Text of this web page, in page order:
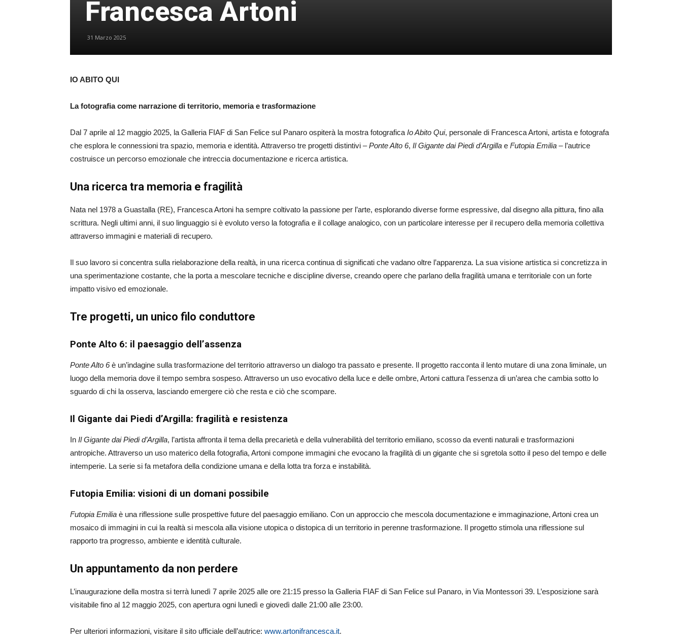
Francesca Artoni
31 Marzo 2025
IO ABITO QUI
La fotografia come narrazione di territorio, memoria e trasformazione
Dal 7 aprile al 12 maggio 2025, la Galleria FIAF di San Felice sul Panaro ospiterà la mostra fotografica Io Abito Qui, personale di Francesca Artoni, artista e fotografa
che esplora le connessioni tra spazio, memoria e identità. Attraverso tre progetti distintivi –Ponte Alto 6, Il Gigante dai Piedi d’Argilla e Futopia Emilia – l’autrice
costruisce un percorso emozionale che intreccia documentazione e ricerca artistica.
Una ricerca tra memoria e fragilità
Nata nel 1978 a Guastalla (RE), Francesca Artoni ha sempre coltivato la passione per l’arte, esplorando diverse forme espressive, dal disegno alla pittura, fino alla
scrittura. Negli ultimi anni, il suo linguaggio si è evoluto verso la fotografia e il collage analogico, con un particolare interesse per il recupero della memoria collettiva
attraverso immagini e materiali di recupero.
Il suo lavoro si concentra sulla rielaborazione della realtà, in una ricerca continua di significati che vadano oltre l’apparenza. La sua visione artistica si concretizza in
una sperimentazione costante, che la porta a mescolare tecniche e discipline diverse, creando opere che parlano della fragilità umana e territoriale con un forte
impatto visivo ed emozionale.
Tre progetti, un unico filo conduttore
Ponte Alto 6: il paesaggio dell’assenza
Ponte Alto 6è un’indagine sulla trasformazione del territorio attraverso un dialogo tra passato e presente. Il progetto racconta il lento mutare di una zona liminale, un
luogo della memoria dove il tempo sembra sospeso. Attraverso un uso evocativo della luce e delle ombre, Artoni cattura l’essenza di un’area che cambia sotto lo
sguardo di chi la osserva, lasciando emergere ciò che resta e ciò che scompare.
Il Gigante dai Piedi d’Argilla: fragilità e resistenza
In Il Gigante dai Piedi d’Argilla, l’artista affronta il tema della precarietà e della vulnerabilità del territorio emiliano, scosso da eventi naturali e trasformazioni
antropiche. Attraverso un uso materico della fotografia, Artoni compone immagini che evocano la fragilità di un gigante che si sgretola sotto il peso del tempo e delle
intemperie. La serie si fa metafora della condizione umana e della lotta tra forza e instabilità.
Futopia Emilia: visioni di un domani possibile
Futopia Emilia è una riflessione sulle prospettive future del paesaggio emiliano. Con un approccio che mescola documentazione e immaginazione, Artoni crea un
mosaico di immagini in cui la realtà si mescola alla visione utopica o distopica di un territorio in perenne trasformazione. Il progetto stimola una riflessione sul
rapporto tra progresso, ambiente e identità culturale.
Un appuntamento da non perdere
L’inaugurazione della mostra si terrà lunedì 7 aprile 2025 alle ore 21:15 presso la Galleria FIAF di San Felice sul Panaro, in Via Montessori 39. L’esposizione sarà
visitabile fino al 12 maggio 2025, con apertura ogni lunedì e giovedì dalle 21:00 alle 23:00.
Per ulteriori informazioni, visitare il sito ufficiale dell’autrice: www.artonifrancesca.it.